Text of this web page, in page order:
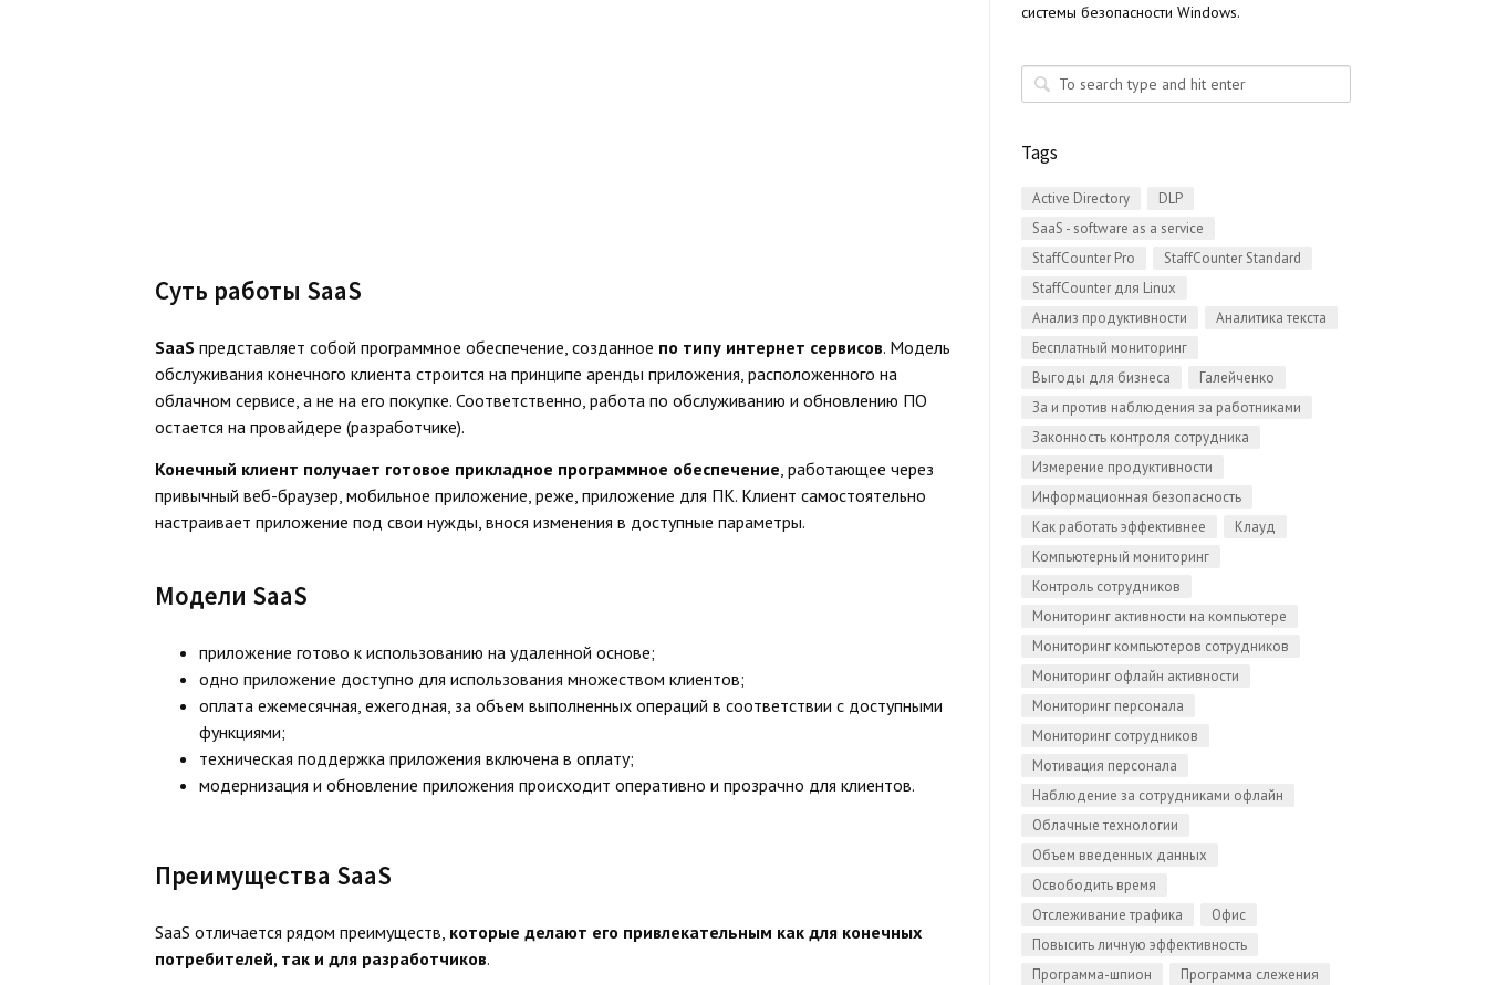
Суть работы SaaS
SaaS представляет собой программное обеспечение, созданное по типу интернет сервисов. Модель
обслуживания конечного клиента строится на принципе аренды приложения, расположенного на
облачном сервисе, а не на его покупке. Соответственно, работа по обслуживанию и обновлению ПО
остается на провайдере (разработчике).
Конечный клиент получает готовое прикладное программное обеспечение, работающее через
привычный веб-браузер, мобильное приложение, реже, приложение для ПК. Клиент самостоятельно
настраивает приложение под свои нужды, внося изменения в доступные параметры.
Модели SaaS
приложение готово к использованию на удаленной основе;
одно приложение доступно для использования множеством клиентов;
оплата ежемесячная, ежегодная, за объем выполненных операций в соответствии с доступными
функциями;
техническая поддержка приложения включена в оплату;
модернизация и обновление приложения происходит оперативно и прозрачно для клиентов.
Преимущества SaaS
SaaS отличается рядом преимуществ, которые делают его привлекательным как для конечных
потребителей, так и для разработчиков.
системы безопасности Windows.
Tags
Active Directory
DLP
SaaS - software as a service
StaffCounter Pro
StaffCounter Standard
StaffCounter для Linux
Анализ продуктивности
Аналитика текста
Бесплатный мониторинг
Выгоды для бизнеса
Галейченко
За и против наблюдения за работниками
Законность контроля сотрудника
Измерение продуктивности
Информационная безопасность
Как работать эффективнее
Клауд
Компьютерный мониторинг
Контроль сотрудников
Мониторинг активности на компьютере
Мониторинг компьютеров сотрудников
Мониторинг офлайн активности
Мониторинг персонала
Мониторинг сотрудников
Мотивация персонала
Наблюдение за сотрудниками офлайн
Облачные технологии
Объем введенных данных
Освободить время
Отслеживание трафика
Офис
Повысить личную эффективность
Программа-шпион
Программа слежения